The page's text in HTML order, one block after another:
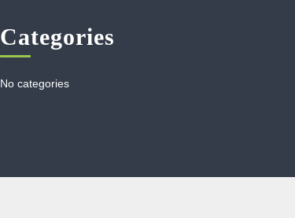
Categories
No categories